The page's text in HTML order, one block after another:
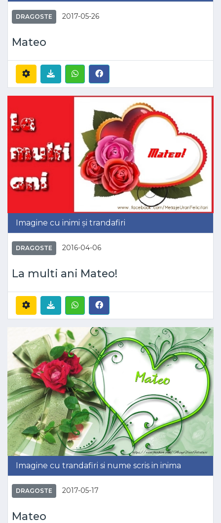
DRAGOSTE 2017-05-26
Mateo
Imagine cu inimi și trandafiri
DRAGOSTE 2016-04-06
La multi ani Mateo!
Imagine cu trandafiri si nume scris in inima
DRAGOSTE 2017-05-17
Mateo